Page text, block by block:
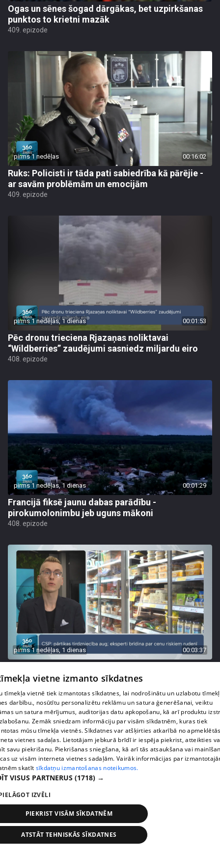
Ogas un sēnes šogad dārgākas, bet uzpirkšanas
punktos to krietni mazāk
409. epizode
pirms 1 nedēļas 00:16:02
Ruks: Policisti ir tāda pati sabiedrība kā pārējie -
ar savām problēmām un emocijām
409. epizode
pirms 1 nedēļas, 1 dienas 00:01:53
Pēc dronu trieciena Rjazaņas noliktavai
“Wildberries” zaudējumi sasniedz miljardu eiro
408. epizode
pirms 1 nedēļas, 1 dienas 00:01:29
Francijā fiksē jaunu dabas parādību -
pirokumolonimbu jeb uguns mākoni
408. epizode
pirms 1 nedēļas, 1 dienas 00:03:37
tiešām samazina kopējo čeku?
pirms 1 nedēļas, 1 dienas
Latvijā pirmajā Simulāciju centrā mediķi trenēsies
glābt dzīvības
vietne izmanto sīkdatnes
tīmekļa vietnē tiek izmantotas sīkdatnes, lai nodrošinātu un uzlabotu
darbību., nosūtītu personalizētu reklāmu un satura ģenerēšanai, veiktu
un satura mērījumus, auditorijas datu apkopošanu, kā arī produktu
Zemāk sniedzam informāciju par visām sīkdatnēm, kuras tiek
mūsu tīmekļa vietnēs. Sīkdatnes var atšķirties atkarībā no
vietnes sadaļas. Lietotājam jebkurā brīdī ir iespēja piekrist, atteikties
savu piekrišanu. Piekrišanas sniegšana, kā arī tās atsaukšana vai
uz visām interneta vietnes sadaļām. Vairāk informācijas par
skatīt sīkdatņu izmantošanas noteikumos.
VISUS PARTNERUS (1718) →
IZVĒLI
PIEKRIST VISĀM SĪKDATNĒM
ATSTĀT TEHNISKĀS SĪKDATNES